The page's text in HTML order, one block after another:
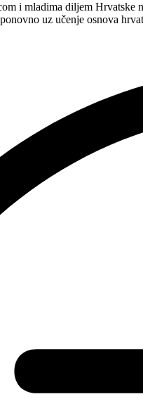
i mladima diljem
uz učenje osnova